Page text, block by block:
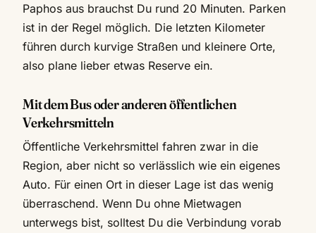
Paphos aus brauchst Du rund 20 Minuten. Parken
ist in der Regel möglich. Die letzten Kilometer
führen durch kurvige Straßen und kleinere Orte,
also plane lieber etwas Reserve ein.
Mit dem Bus oder anderen öffentlichen
Verkehrsmitteln
Öffentliche Verkehrsmittel fahren zwar in die
Region, aber nicht so verlässlich wie ein eigenes
Auto. Für einen Ort in dieser Lage ist das wenig
überraschend. Wenn Du ohne Mietwagen
unterwegs bist, solltest Du die Verbindung vorab